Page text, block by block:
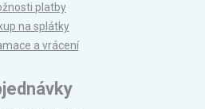
platby
na splátky
a vrácení